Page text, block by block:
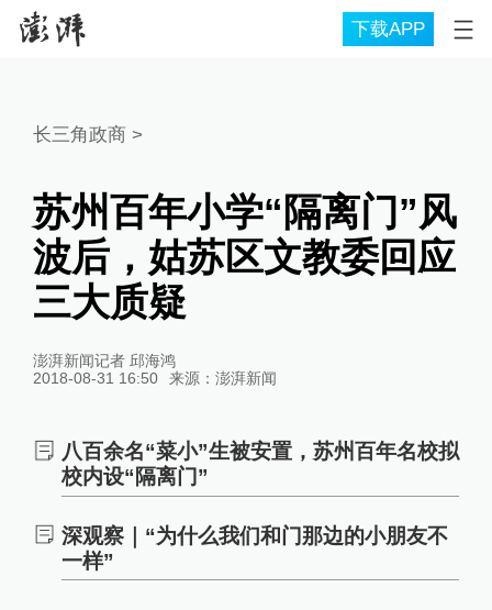
下载APP
长三角政商 >
苏州百年小学“隔离门”风
波后，姑苏区文教委回应
三大质疑
澎湃新闻记者 邱海鸿
2018-08-31 16:50
来源： 澎湃新闻
八百余名“菜小”生被安置，苏州百年名校拟
校内设“隔离门”
深观察｜“为什么我们和门那边的小朋友不
一样”